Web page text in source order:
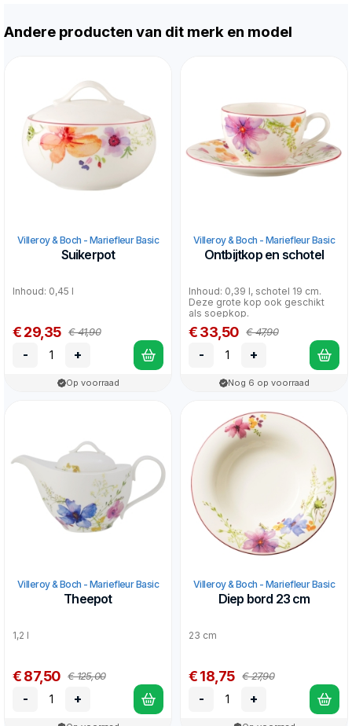
Andere producten van dit merk en model
Villeroy & Boch - Mariefleur Basic
Suikerpot
Inhoud: 0,45 l
€ 29,35 € 41,90
- +
Op voorraad
Villeroy & Boch - Mariefleur Basic
Ontbijtkop en schotel
Inhoud: 0,39 l, schotel 19 cm.
Deze grote kop ook geschikt
als soepkop.
€ 33,50 € 47,90
- +
Nog 6 op voorraad
Villeroy & Boch - Mariefleur Basic
Theepot
1,2 l
€ 87,50 € 125,00
- +
Villeroy & Boch - Mariefleur Basic
Diep bord 23 cm
23 cm
€ 18,75 € 27,90
- +